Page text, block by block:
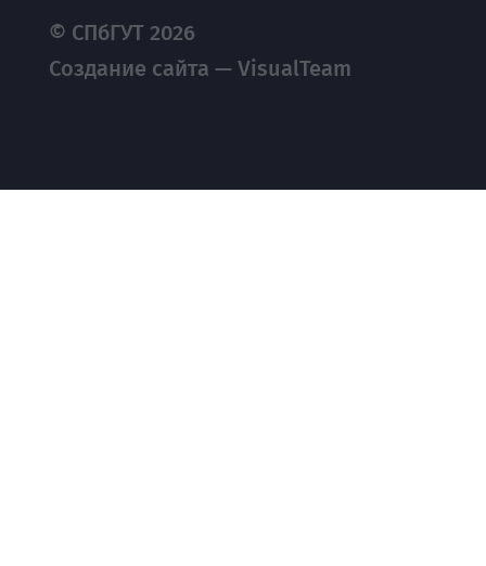
© СПбГУТ 2026
Создание сайта — VisualTeam